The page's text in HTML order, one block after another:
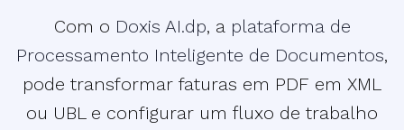
Com o Doxis AI.dp, a plataforma de
Processamento Inteligente de Documentos,
pode transformar faturas em PDF em XML
ou UBL e configurar um fluxo de trabalho